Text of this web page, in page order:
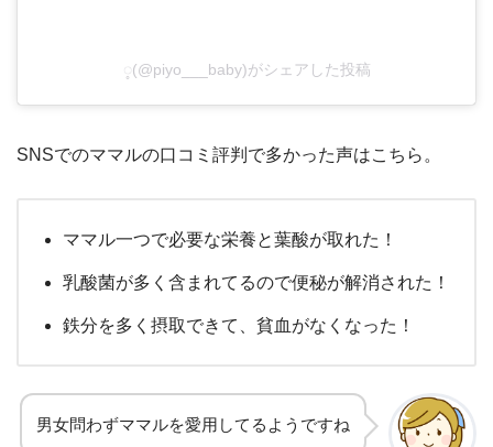
◌̥(@piyo___baby)がシェアした投稿
SNSでのママルの口コミ評判で多かった声はこちら。
ママル一つで必要な栄養と葉酸が取れた！
乳酸菌が多く含まれてるので便秘が解消された！
鉄分を多く摂取できて、貧血がなくなった！
男女問わずママルを愛用してるようですね